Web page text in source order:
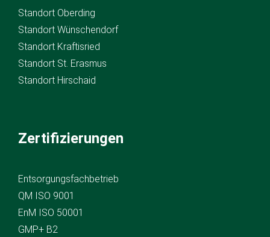
Standort Oberding
Standort Wünschendorf
Standort Kraftisried
Standort St. Erasmus
Standort Hirschaid
Zertifizierungen
Entsorgungsfachbetrieb
QM ISO 9001
EnM ISO 50001
GMP+ B2